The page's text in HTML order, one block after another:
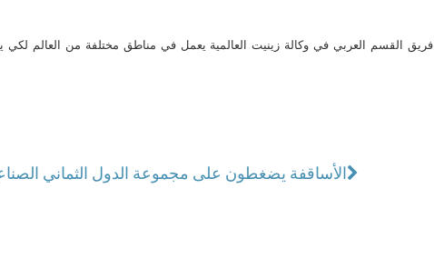
فريق القسم العربي في وكالة زينيت العالمية يعمل في مناطق مختلفة من العالم
الأساقفة يضغطون على مجموعة الدول الثماني